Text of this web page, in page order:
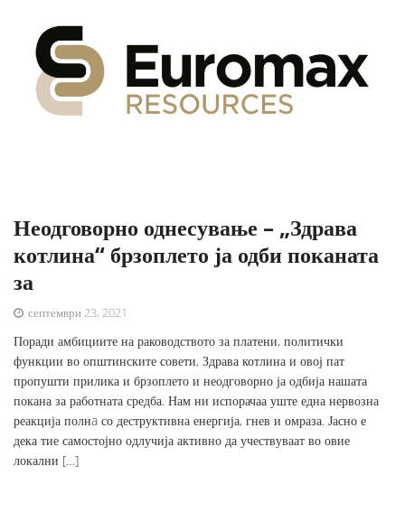
Неодговорно однесување – „Здрава
котлина“ брзоплето ја одби поканата
за
септември 23, 2021
Поради амбициите на раководството за платени, политички
функции во општинските совети, Здрава котлина и овој пат
пропушти прилика и брзоплето и неодговорно ја одбија нашата
покана за работната средба. Нам ни испорачаа уште една нервозна
реакција полнa со деструктивна енергија, гнев и омраза. Јасно е
дека тие самостојно одлучија активно да учествуваат во овие
локални […]